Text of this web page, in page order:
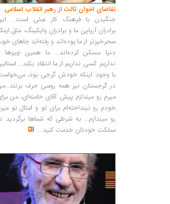
تقاضای اخوان ثالث از رهبر انقلاب اسلامی
جنگیدن با فرهنگ کار عبثی است...
برادران آریایی ما و برادران وایکینگ، مثل
سحرخیزتر از ما بوده‌اند و رفته‌اند جاهای
دنیا مسکن کرده‌اند... ما همین چیزها
نداریم. کسی نداریم از ما انتقاد بکند...
با وجود اینکه خودش گرجی بود،
در گرجستان نیز همه روسی حرف
میرم رو میندازم پیش آقای خامنه‌ای، من
خودم رو نینداخته‌ام برای تو و امثال تو
رو میندازم... به شرطی که شماها برگردید
مملکت خودتان خدمت کنید ...